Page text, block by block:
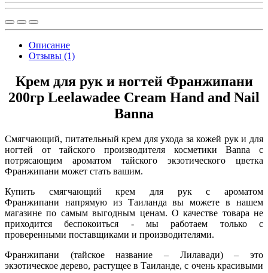
Описание
Отзывы (1)
Крем для рук и ногтей Франжипани
200гр Leelawadee Cream Hand and Nail
Banna
Смягчающий, питательный крем для ухода за кожей рук и для
ногтей от тайского производителя косметики Banna с
потрясающим ароматом тайского экзотического цветка
Франжипани может стать вашим.
Купить смягчающий крем для рук с ароматом
Франжипани напрямую из Таиланда вы можете в нашем
магазине по самым выгодным ценам. О качестве товара не
приходится беспокоиться - мы работаем только с
проверенными поставщиками и производителями.
Франжипани (тайское название – Лилавади) – это
экзотическое дерево, растущее в Таиланде, с очень красивыми